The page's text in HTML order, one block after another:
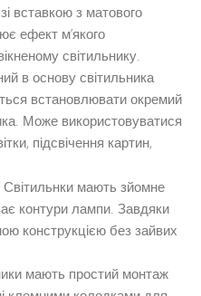
вставкою з матового
ефект м’якого
світильнику.
в основу світильника
встановлювати окремий
Може використовуватися
підсвічення картин,
Світильнки мають зйомне
контури лампи. Завдяки
конструкцією без зайвих
мають простий монтаж